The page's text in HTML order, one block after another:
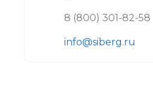
8 (800) 301-82-58
info@siberg.ru